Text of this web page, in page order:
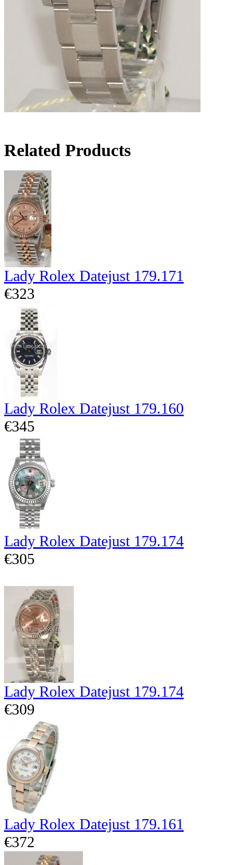
Related Products
Lady Rolex Datejust 179.171
€323
Lady Rolex Datejust 179.160
€345
Lady Rolex Datejust 179.174
€305
Lady Rolex Datejust 179.174
€309
Lady Rolex Datejust 179.161
€372